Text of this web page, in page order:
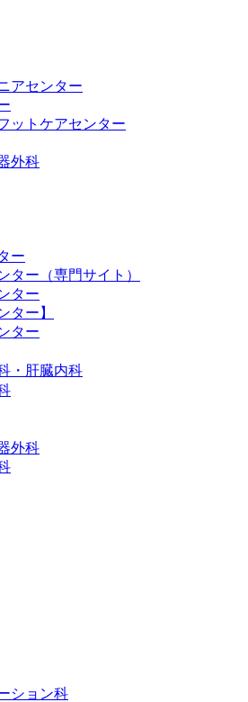
アセンター
ットケアセンター
外科
ー
ター（専門サイト）
ター
ター】
ター
・肝臓内科
外科
ション科